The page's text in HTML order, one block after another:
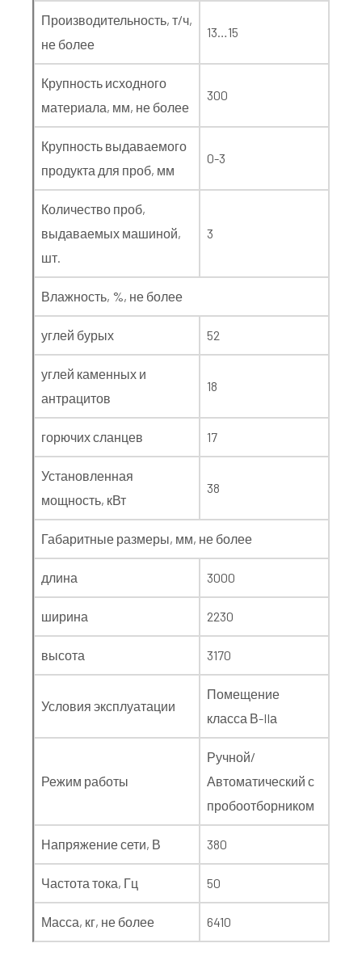
Производительность, т/ч,
не более
13…15
Крупность исходного
материала, мм, не более
300
Крупность выдаваемого
продукта для проб, мм
0-3
Количество проб,
выдаваемых машиной,
шт.
3
Влажность, %, не более
углей бурых 52
углей каменных и
антрацитов
18
горючих сланцев 17
Установленная
мощность, кВт
38
Габаритные размеры, мм, не более
длина 3000
ширина 2230
высота 3170
Условия эксплуатации
Помещение
класса В-IIа
Режим работы
Ручной/
Автоматический с
пробоотборником
Напряжение сети, В 380
Частота тока, Гц 50
Масса, кг, не более 6410